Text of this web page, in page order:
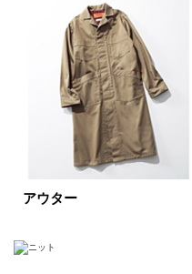
表示オプション
すべて
SALE商品
再入荷
アウター